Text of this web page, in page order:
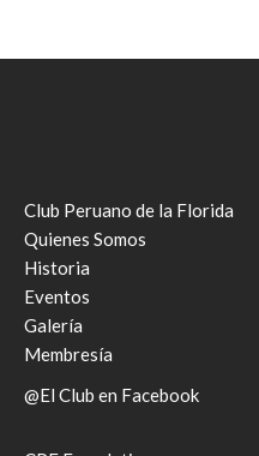
Club Peruano de la Florida
Quienes Somos
Historia
Eventos
Galería
Membresía
@El Club en Facebook